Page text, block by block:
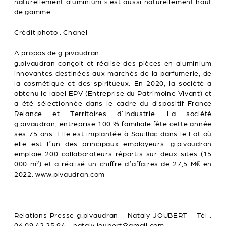
naturellement aluminium » est aussi naturellement haut
de gamme.
Crédit photo : Chanel
A propos de g.pivaudran
g.pivaudran conçoit et réalise des pièces en aluminium
innovantes destinées aux marchés de la parfumerie, de
la cosmétique et des spiritueux. En 2020, la société a
obtenu le label EPV (Entreprise du Patrimoine Vivant) et
a été sélectionnée dans le cadre du dispositif France
Relance et Territoires d’Industrie. La société
g.pivaudran, entreprise 100 % familiale fête cette année
ses 75 ans. Elle est implantée à Souillac dans le Lot où
elle est l’un des principaux employeurs. g.pivaudran
emploie 200 collaborateurs répartis sur deux sites (15
000 m²) et a réalisé un chiffre d’affaires de 27,5 M€ en
2022. www.pivaudran.com
Relations Presse g.pivaudran – Nataly JOUBERT – Tél :